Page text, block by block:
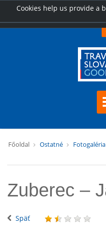
Cookies help us provide a
Főoldal Ostatné Fotogaléria
Zuberec –
Späť